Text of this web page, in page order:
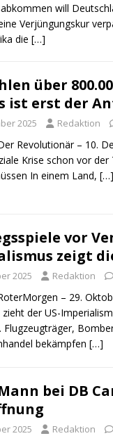
will
Verjüngungskur
die […]
über
ist erst der
2025 Redaktion
Revolutionär – 10.
Krise schon vor
In einem Land, […]
vor
zeigt
2025 Redaktion
– 29.
zieht der US-
Flugzeugträger,
bekämpfen […]
bei DB
2025 Redaktion